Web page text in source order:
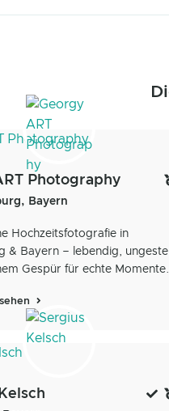
Photography
Bayern
Hochzeitsfotografie in
& Bayern – lebendig,
Gespür für echte Momente.